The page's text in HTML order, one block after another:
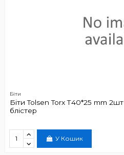
Біти
Біти Tolsen Torx Т40*25 mm 2шт
блістер
У Кошик